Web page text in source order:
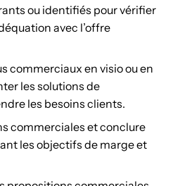
ou identifiés pour vérifier
avec l’offre
commerciaux en visio ou en
les solutions de
les besoins clients.
commerciales et conclure
les objectifs de marge et